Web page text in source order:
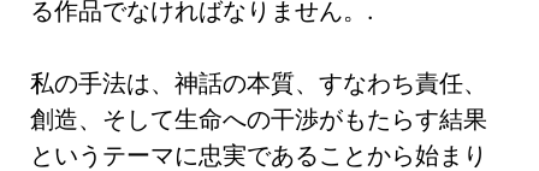
る作品でなければなりません。.
私の手法は、神話の本質、すなわち責任、
創造、そして生命への干渉がもたらす結果
というテーマに忠実であることから始まり